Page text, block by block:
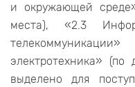
и окружающей
места), «2.3
электротехника»
выделено для